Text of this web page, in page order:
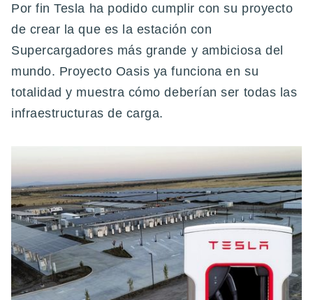
Por fin Tesla ha podido cumplir con su proyecto
de crear la que es la estación con
Supercargadores más grande y ambiciosa del
mundo. Proyecto Oasis ya funciona en su
totalidad y muestra cómo deberían ser todas las
infraestructuras de carga.